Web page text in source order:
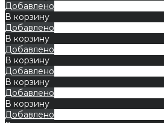
Добавлено
В корзину
Добавлено
В корзину
Добавлено
В корзину
Добавлено
В корзину
Добавлено
В корзину
Добавлено